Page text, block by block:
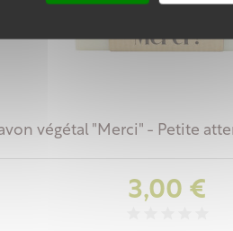
végétal "Merci" - Petite
Prix
3,00 €